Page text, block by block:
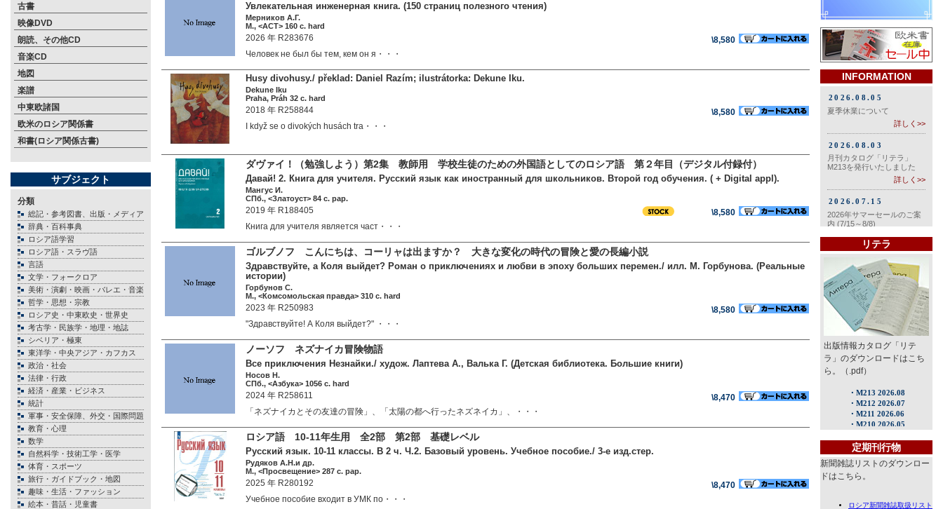
古書
映像DVD
朗読、その他CD
音楽CD
地図
楽譜
中東欧諸国
欧米のロシア関係書
和書(ロシア関係古書)
サブジェクト
分類
総記・参考図書、出版・メディア
辞典・百科事典
ロシア語学習
ロシア語・スラヴ語
言語
文学・フォークロア
美術・演劇・映画・バレエ・音楽
哲学・思想・宗教
ロシア史・中東欧史・世界史
考古学・民族学・地理・地誌
シベリア・極東
東洋学・中央アジア・カフカス
政治・社会
法律・行政
経済・産業・ビジネス
統計
軍事・安全保障、外交・国際問題
教育・心理
数学
自然科学・技術工学・医学
体育・スポーツ
旅行・ガイドブック・地図
趣味・生活・ファッション
絵本・昔話・児童書
Увлекательная инженерная книга. (150 страниц полезного чтения)
Мерников А.Г.
М., <АСТ> 160 c. hard
2026 年 R283676
\8,580
Человек не был бы тем, кем он я・・・
Husy divohusy./ překlad: Daniel Razím; ilustrátorka: Dekune Iku.
Dekune Iku
Praha, Práh 32 c. hard
2018 年 R258844
\8,580
I když se o divokých husách tra・・・
ダヴァイ！（勉強しよう）第2集 教師用 学校生徒のための外国語としてのロシア語 第２年目（デジタル付録付）
Давай! 2. Книга для учителя. Русский язык как иностранный для школьников. Второй год обучения. ( + Digital appl).
Мангус И.
СПб., <Златоуст> 84 c. pap.
2019 年 R188405
\8,580
Книга для учителя является част・・・
ゴルブノフ こんにちは、コーリャは出ますか？ 大きな変化の時代の冒険と愛の長編小説
Здравствуйте, а Коля выйдет? Роман о приключениях и любви в эпоху больших перемен./ илл. М. Горбунова. (Реальные
истории)
Горбунов С.
М., <Комсомольская правда> 310 c. hard
2023 年 R250983
\8,580
"Здравствуйте! А Коля выйдет?" ・・・
ノーソフ ネズナイカ冒険物語
Все приключения Незнайки./ худож. Лаптева А., Валька Г. (Детская библиотека. Большие книги)
Носов Н.
СПб., <Азбука> 1056 c. hard
2024 年 R258611
\8,470
「ネズナイカとその友達の冒険」、「太陽の都へ行ったネズネイカ」、・・・
ロシア語 10-11年生用 全2部 第2部 基礎レベル
Русский язык. 10-11 классы. В 2 ч. Ч.2. Базовый уровень. Учебное пособие./ 3-е изд.стер.
Рудяков А.Н.и др.
М., <Просвещение> 287 c. pap.
2025 年 R280192
\8,470
Учебное пособие входит в УМК по・・・
INFORMATION
リテラ
出版情報カタログ「リテ
ラ」のダウンロードはこち
ら。（.pdf）
定期刊行物
新聞雑誌リストのダウンロー
ドはこちら。